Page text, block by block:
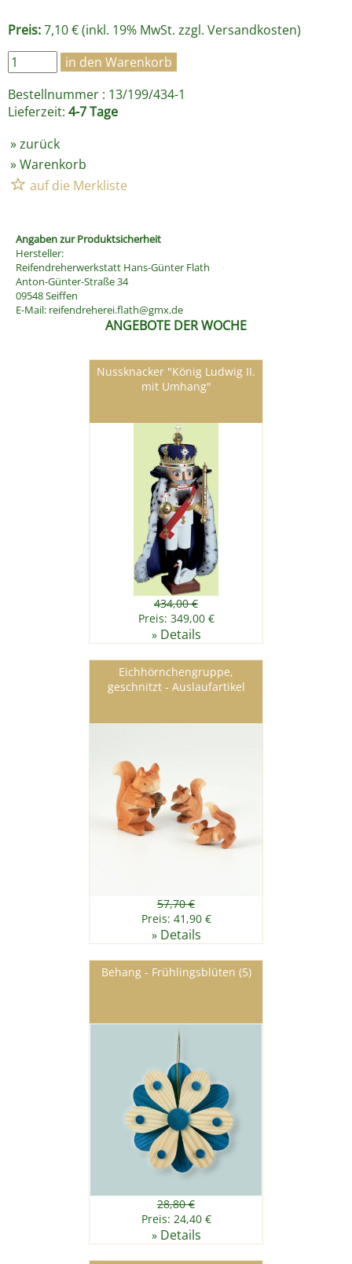
Preis:7,10 € (inkl. 19% MwSt. zzgl. Versandkosten)
Bestellnummer : 13/199/434-1
Lieferzeit: 4-7 Tage
»zurück
»Warenkorb
Angaben zur Produktsicherheit
Hersteller:
Reifendreherwerkstatt Hans-Günter Flath
Anton-Günter-Straße 34
09548 Seiffen
E-Mail: reifendreherei.flath@gmx.de
ANGEBOTE DER WOCHE
Nussknacker "König Ludwig II.
mit Umhang"
434,00 €
Preis: 349,00 €
» Details
Eichhörnchengruppe,
geschnitzt - Auslaufartikel
57,70 €
Preis: 41,90 €
» Details
Behang - Frühlingsblüten (5)
28,80 €
Preis: 24,40 €
» Details